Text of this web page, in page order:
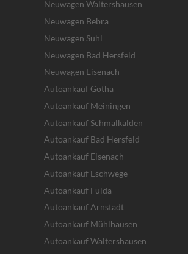
Neuwagen Waltershausen
Neuwagen Bebra
Neuwagen Suhl
Neuwagen Bad Hersfeld
Neuwagen Eisenach
Autoankauf Gotha
Autoankauf Meiningen
Autoankauf Schmalkalden
Autoankauf Bad Hersfeld
Autoankauf Eisenach
Autoankauf Eschwege
Autoankauf Fulda
Autoankauf Arnstadt
Autoankauf Mühlhausen
Autoankauf Waltershausen